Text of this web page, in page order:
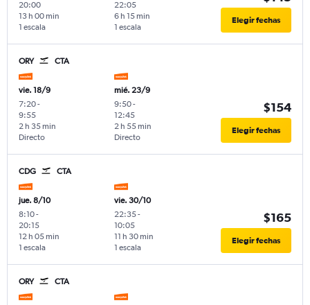
20:00
1 escala
13 h 00 min
22:05
1 escala
6 h 15 min Elegir fechas
ORY CTA
vie. 18/9
7:20-
9:55
Directo
2 h 35 min
mié. 23/9
9:50-
12:45
Directo
2 h 55 min
$154
Elegir fechas
CDG CTA
jue. 8/10
8:10-
20:15
1 escala
12 h 05 min
vie. 30/10
22:35-
10:05
1 escala
11 h 30 min
$165
Elegir fechas
ORY CTA